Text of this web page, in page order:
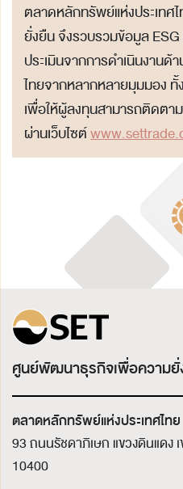
ตลาดหลักทรัพย์แห่งประเทศ
ยั่งยืน จึงรวบรวมข้อมูล
ประเมินจากการดำเนินงานด้
ไทยจากหลากหลายมุมมอง ทั้
เพื่อให้ผู้ลงทุนสามารถติดตา
ผ่านเว็บไซต์
ศูนย์พัฒนาธุรกิจเพื่อความยั่
ตลาดหลักทรัพย์แห่งประเทศไทย
93 ถนนรัชดาภิเษก แขวงดินแดง
10400